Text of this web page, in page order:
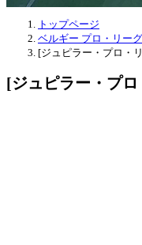
トップページ
ベルギー プロ・リーグ
[ジュピラー・プロ・
[ジュピラー・プ